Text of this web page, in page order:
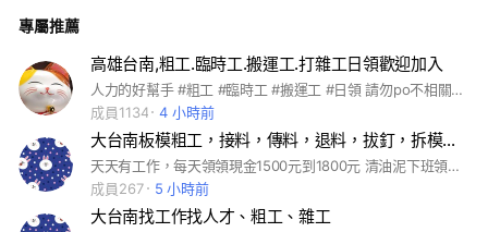
專屬推薦
高雄台南,粗工.臨時工.搬運工.打雜工日領歡迎加入
人力的好幫手 #粗工 #臨時工 #搬運工 #日領 請勿po不相關訊息 徵人力請註明，地點、工資
成員1134
4 小時前
大台南板模粗工，接料，傳料，退料，拔釘，拆模，每日領現金
天天有工作，每天領領現金1500元到1800元 清油泥下班領現金2000元+獎金
成員267
5 小時前
大台南找工作找人才、粗工、雜工